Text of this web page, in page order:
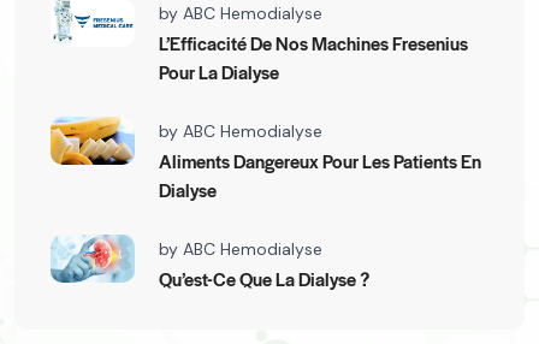
by ABC Hemodialyse
L’Efficacité De Nos Machines Fresenius
Pour La Dialyse
by ABC Hemodialyse
Aliments Dangereux Pour Les Patients En
Dialyse
by ABC Hemodialyse
Qu’est-Ce Que La Dialyse ?